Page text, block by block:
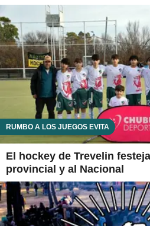
RUMBO A LOS JUEGOS EVITA
El hockey de Trevelin
provincial y al Nacional